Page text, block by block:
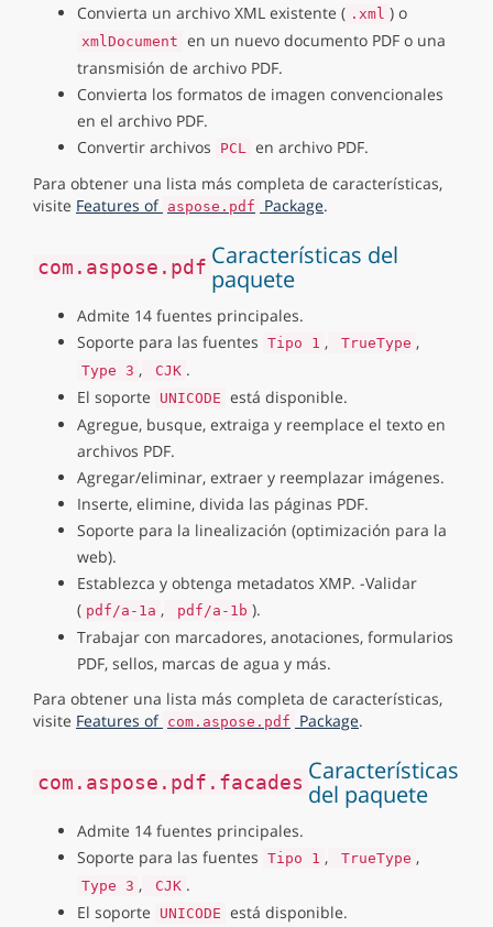
Convierta un archivo XML existente ( .xml ) o
xmlDocument en un nuevo documento PDF o una
transmisión de archivo PDF.
Convierta los formatos de imagen convencionales
en el archivo PDF.
Convertir archivos
PCL
en archivo PDF.
Para obtener una lista más completa de características,
visite Features of aspose.pdf Package.
com.aspose.pdf Características del
paquete
Admite 14 fuentes principales.
Soporte para las fuentes Tipo 1 , TrueType ,
Type 3 , CJK .
El soporte
UNICODE está disponible.
Agregue, busque, extraiga y reemplace el texto en
archivos PDF.
Agregar/eliminar, extraer y reemplazar imágenes.
Inserte, elimine, divida las páginas PDF.
Soporte para la linealización (optimización para la
web).
Establezca y obtenga metadatos XMP. -Validar
( pdf/a-1a , pdf/a-1b ).
Trabajar con marcadores, anotaciones, formularios
PDF, sellos, marcas de agua y más.
Para obtener una lista más completa de características,
visite Features of com.aspose.pdf Package.
com.aspose.pdf.facades Características
del paquete
Admite 14 fuentes principales.
Soporte para las fuentes Tipo 1 , TrueType ,
Type 3 , CJK .
El soporte
UNICODE está disponible.